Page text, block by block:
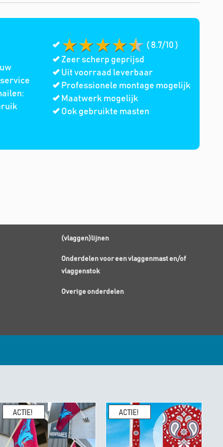
( 8.7/10 )
Zeer scherp geprijsd
Uit voorraad leverbaar
Professionele montage mogelijk
Maatwerk mogelijk
Ook gebruikte masten
(vlaggen)lijnen
Onderdelen voor een vlaggenmast en/of
vlaggenstok
Overige onderdelen
een10/10 K